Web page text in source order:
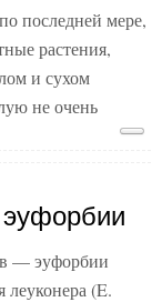
последней мере,
растения,
и сухом
не очень
— эуфорбии
леуконера (E.